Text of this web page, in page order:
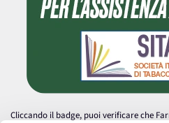
Cliccando il badge, puoi verificare che